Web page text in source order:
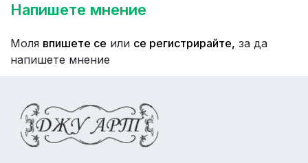
Напишете мнение
Моля впишете се или се регистрирайте, за да
напишете мнение